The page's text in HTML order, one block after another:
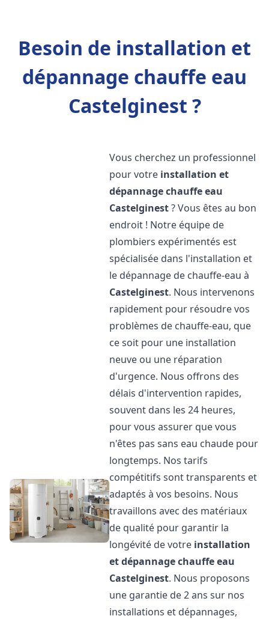
Besoin de installation et
dépannage chauffe eau
Castelginest ?
Vous cherchez un professionnel
pour votre installation et
dépannage chauffe eau
Castelginest? Vous êtes au bon
endroit ! Notre équipe de
plombiers expérimentés est
spécialisée dans l'installation et
le dépannage de chauffe-eau à
Castelginest. Nous intervenons
rapidement pour résoudre vos
problèmes de chauffe-eau, que
ce soit pour une installation
neuve ou une réparation
d'urgence. Nous offrons des
délais d'intervention rapides,
souvent dans les 24 heures,
pour vous assurer que vous
n'êtes pas sans eau chaude pour
longtemps. Nos tarifs
compétitifs sont transparents et
adaptés à vos besoins. Nous
travaillons avec des matériaux
de qualité pour garantir la
longévité de votre installation
et dépannage chauffe eau
Castelginest. Nous proposons
une garantie de 2 ans sur nos
installations et dépannages,